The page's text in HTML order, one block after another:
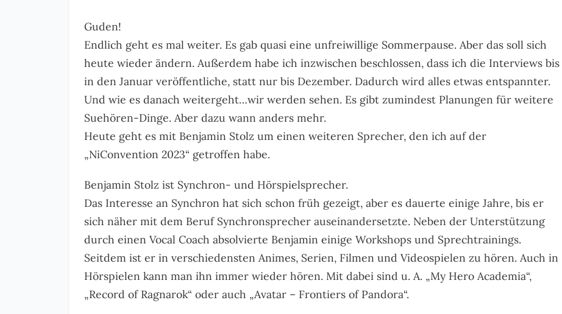
Guden!
Endlich geht es mal weiter. Es gab quasi eine unfreiwillige Sommerpause. Aber das soll sich
heute wieder ändern. Außerdem habe ich inzwischen beschlossen, dass ich die Interviews bis
in den Januar veröffentliche, statt nur bis Dezember. Dadurch wird alles etwas entspannter.
Und wie es danach weitergeht…wir werden sehen. Es gibt zumindest Planungen für weitere
Suehören-Dinge. Aber dazu wann anders mehr.
Heute geht es mit Benjamin Stolz um einen weiteren Sprecher, den ich auf der
„NiConvention 2023“ getroffen habe.
Benjamin Stolz ist Synchron- und Hörspielsprecher.
Das Interesse an Synchron hat sich schon früh gezeigt, aber es dauerte einige Jahre, bis er
sich näher mit dem Beruf Synchronsprecher auseinandersetzte. Neben der Unterstützung
durch einen Vocal Coach absolvierte Benjamin einige Workshops und Sprechtrainings.
Seitdem ist er in verschiedensten Animes, Serien, Filmen und Videospielen zu hören. Auch in
Hörspielen kann man ihn immer wieder hören. Mit dabei sind u. A. „My Hero Academia“,
„Record of Ragnarok“ oder auch „Avatar – Frontiers of Pandora“.